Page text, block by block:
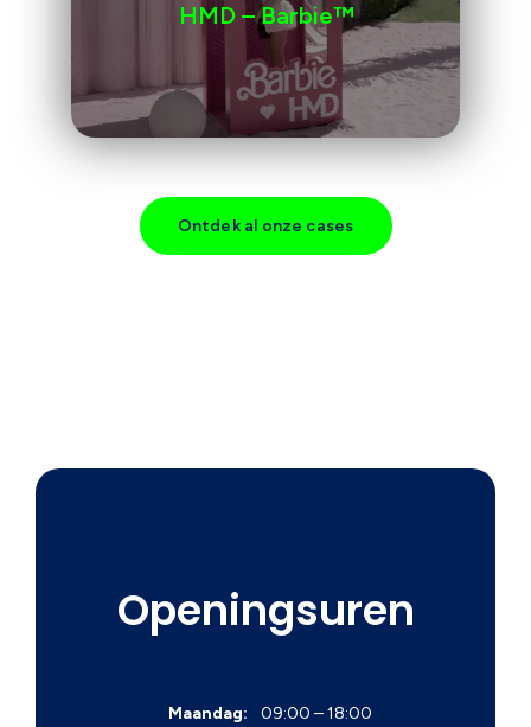
HMD – Barbie™️
Ontdek al onze cases
Openingsuren
Maandag:
09:00 – 18:00